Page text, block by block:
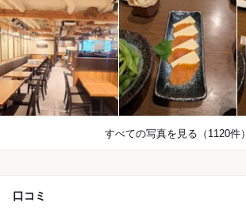
すべての写真を見る（1120件）
口コミ